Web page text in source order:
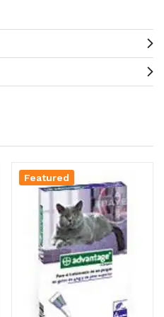
Featured